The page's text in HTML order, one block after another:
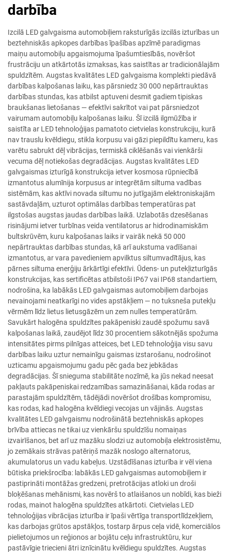
darbība
Izcilā LED galvgaisma automobiļiem raksturīgās izcilās izturības un
beztehniskās apkopes darbības īpašības apzīmē paradigmas
maiņu automobiļu apgaismojuma īpašumtiesībās, novēršot
frustrāciju un atkārtotās izmaksas, kas saistītas ar tradicionālajām
spuldzītēm. Augstas kvalitātes LED galvgaisma komplekti piedāvā
darbības kalpošanas laiku, kas pārsniedz 30 000 nepārtrauktas
darbības stundas, kas atbilst aptuveni desmit gadiem tipiskas
braukšanas lietošanas — efektīvi sakrītot vai pat pārsniedzot
vairumam automobiļu kalpošanas laiku. Šī izcilā ilgmūžība ir
saistīta ar LED tehnoloģijas pamatoto cietvielas konstrukciju, kurā
nav trauslu kvēldiegu, stikla korpusu vai gāzi piepildītu kameru, kas
varētu sabrukt dēļ vibrācijas, termiskā ciklēšanās vai vienkārši
vecuma dēļ notiekošas degradācijas. Augstas kvalitātes LED
galvgaismas izturīgā konstrukcija ietver kosmosa rūpniecībā
izmantotus alumīnija korpusus ar integrētām siltuma vadības
sistēmām, kas aktīvi novada siltumu no jutīgajām elektroniskajām
sastāvdaļām, uzturot optimālas darbības temperatūras pat
ilgstošas augstas jaudas darbības laikā. Uzlabotās dzesēšanas
risinājumi ietver turbīnas veida ventilatorus ar hidrodinamiskām
bultskrūvēm, kuru kalpošanas laiks ir vairāk nekā 50 000
nepārtrauktas darbības stundas, kā arī aukstuma vadīšanai
izmantotus, ar vara pavedieniem apvilktus siltumvadītājus, kas
pārnes siltuma enerģiju ārkārtīgi efektīvi. Ūdens- un putekļizturīgās
konstrukcijas, kas sertificētas atbilstoši IP67 vai IP68 standartiem,
nodrošina, ka labākās LED galvgaismas automobiļiem darbojas
nevainojami neatkarīgi no vides apstākļiem — no tuksneša putekļu
vērmēm līdz lietus lietusgāzēm un zem nulles temperatūrām.
Savukārt halogēna spuldzītes pakāpeniski zaudē spožumu savā
kalpošanas laikā, zaudējot līdz 30 procentiem sākotnējās spožuma
intensitātes pirms pilnīgas atteices, bet LED tehnoloģija visu savu
darbības laiku uztur nemainīgu gaismas izstarošanu, nodrošinot
uzticamu apgaismojumu gadu pēc gada bez jebkādas
degradācijas. Šī snieguma stabilitāte nozīmē, ka jūs nekad neesat
pakļauts pakāpeniskai redzamības samazināšanai, kāda rodas ar
parastajām spuldzītēm, tādējādi novēršot drošības kompromisu,
kas rodas, kad halogēna kvēldiegi vecojas un vājinās. Augstas
kvalitātes LED galvgaismu nodrošinātā beztehniskās apkopes
brīvība attiecas ne tikai uz vienkāršu spuldzīšu nomaiņas
izvairīšanos, bet arī uz mazāku slodzi uz automobiļa elektrosistēmu,
jo zemākais strāvas patēriņš mazāk noslogo alternatorus,
akumulatorus un vadu kabeļus. Uzstādīšanas izturība ir vēl viena
būtiska priekšrocība: labākās LED galvgaismas automobiļiem ir
pastiprināti montāžas gredzeni, pretrotācijas atloki un droši
bloķēšanas mehānismi, kas novērš to atlaišanos un nobīdi, kas bieži
rodas, mainot halogēna spuldzītes atkārtoti. Cietvielas LED
tehnoloģijas vibrācijas izturība ir īpaši vērtīga transportlīdzekļiem,
kas darbojas grūtos apstākļos, tostarp ārpus ceļa vidē, komerciālos
pielietojumos un reģionos ar bojātu ceļu infrastruktūru, kur
pastāvīgie triecieni ātri iznīcinātu kvēldiegu spuldzītes. Augstas